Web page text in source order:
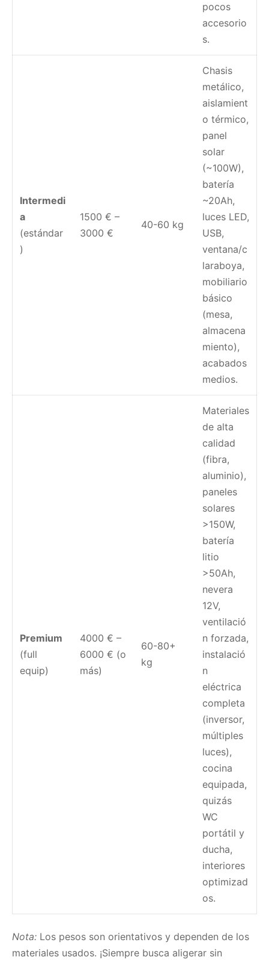
pocos
accesorio
s.
Intermedi
a
(estándar
)
1500 € –
3000 €
40-60 kg
Chasis
metálico,
aislamient
o térmico,
panel
solar
(~100W),
batería
~20Ah,
luces LED,
USB,
ventana/c
laraboya,
mobiliario
básico
(mesa,
almacena
miento),
acabados
medios.
Premium
(full
equip)
4000 € –
6000 € (o
más)
60-80+
kg
Materiales
de alta
calidad
(fibra,
aluminio),
paneles
solares
>150W,
batería
litio
>50Ah,
nevera
12V,
ventilació
n forzada,
instalació
n
eléctrica
completa
(inversor,
múltiples
luces),
cocina
equipada,
quizás
WC
portátil y
ducha,
interiores
optimizad
os.
Nota: Los pesos son orientativos y dependen de los
materiales usados. ¡Siempre busca aligerar sin